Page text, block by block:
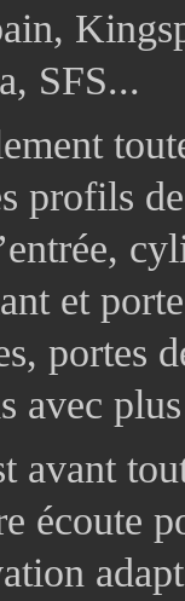
SFS...
profils
et
portes
avec
avant
écoute